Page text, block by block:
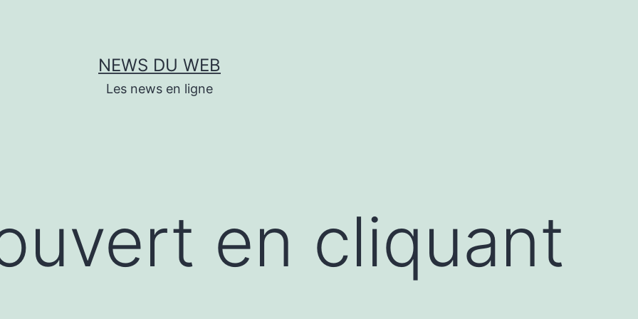
NEWS DU WEB
Les news en ligne
en cliquant